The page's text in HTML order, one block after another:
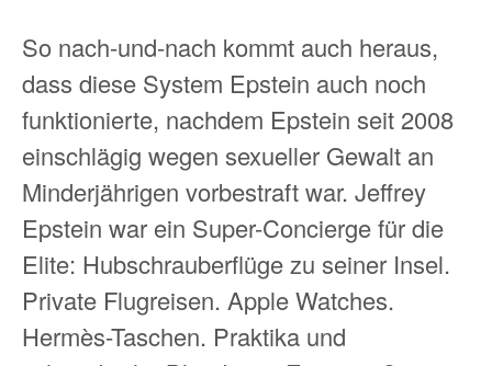
So nach-und-nach kommt auch heraus,
dass diese System Epstein auch noch
funktionierte, nachdem Epstein seit 2008
einschlägig wegen sexueller Gewalt an
Minderjährigen vorbestraft war. Jeffrey
Epstein war ein Super-Concierge für die
Elite: Hubschrauberflüge zu seiner Insel.
Private Flugreisen. Apple Watches.
Hermès-Taschen. Praktika und